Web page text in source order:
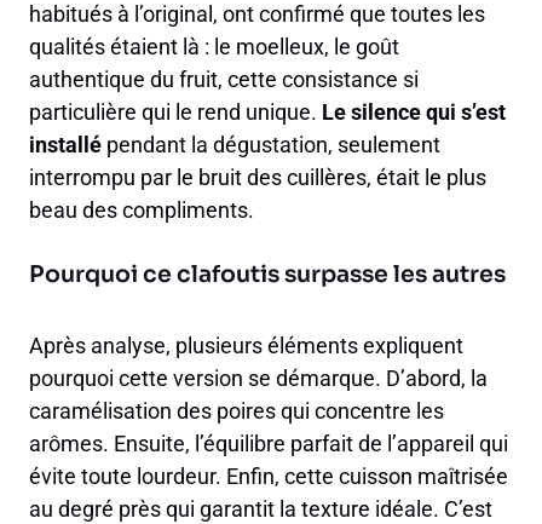
habitués à l’original, ont confirmé que toutes les
qualités étaient là : le moelleux, le goût
authentique du fruit, cette consistance si
particulière qui le rend unique. Le silence qui s’est
installé pendant la dégustation, seulement
interrompu par le bruit des cuillères, était le plus
beau des compliments.
Pourquoi ce clafoutis surpasse les autres
Après analyse, plusieurs éléments expliquent
pourquoi cette version se démarque. D’abord, la
caramélisation des poires qui concentre les
arômes. Ensuite, l’équilibre parfait de l’appareil qui
évite toute lourdeur. Enfin, cette cuisson maîtrisée
au degré près qui garantit la texture idéale. C’est